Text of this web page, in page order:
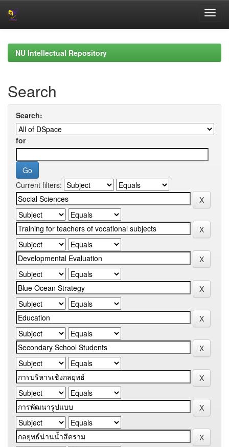
navigationNU Intellectual Repository
Search
Search:
for
Current filters: